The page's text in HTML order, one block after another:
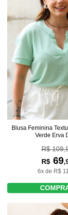
Blusa Feminina
Verde Erva
R$
R$69
6x de R$